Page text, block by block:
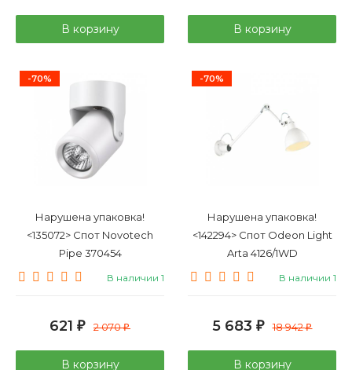
В корзину В корзину
-70%
Нарушена упаковка!
<135072> Спот Novotech
Pipe 370454
В наличии 1
621 ₽ 2 070₽
В корзину
-70%
Нарушена упаковка!
<142294> Спот Odeon Light
Arta 4126/1WD
В наличии 1
5 683 ₽ 18 942₽
В корзину